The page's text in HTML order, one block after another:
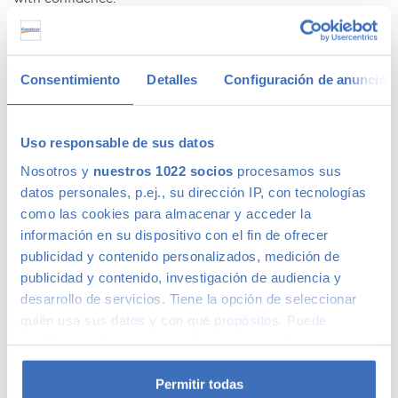
Consentimiento Detalles Configuración de anuncios
Uso responsable de sus datos
Nosotros y nuestros 1022 socios procesamos sus
datos personales, p.ej., su dirección IP, con tecnologías
como las cookies para almacenar y acceder la
información en su dispositivo con el fin de ofrecer
publicidad y contenido personalizados, medición de
publicidad y contenido, investigación de audiencia y
desarrollo de servicios. Tiene la opción de seleccionar
quién usa sus datos y con qué propósitos. Puede
momento desde la Declaración de cookies o clicando en
el Menú de consentimiento.Permitir todas
Ofertas en coches de segunda mano
de segunda mano tienen precios fijos, pero siempre podrás
encontrar descuentos de los que beneficiarte. Ven a vernos
y pregúntanos por nuestras ofertas, las acompañaremos de
condiciones de pago excepcionales, adaptándonos a tus
necesidades. Además, aceptamos tu coche a cambio.
Coches de ocasión con garantía
En Canalcar tenemos los coches de segunda mano con
mayor calidad, ya que nuestros vehículos pasan el más
riguroso control de calidad –solo lo supera 1 de cada 4
coches–. Estamos tan seguros de la calidad de nuestros
coches de segunda mano que le ofrecemos una Garantía 5